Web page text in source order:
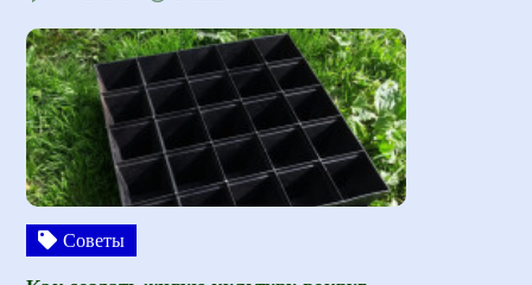
Советы